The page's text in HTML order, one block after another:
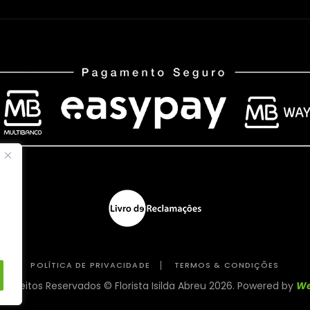
POLÍTICA DE PRIVACIDADE TERMOS & CONDIÇÕES
direitos Reservados © Florista Isilda Abreu 2026. Powered by